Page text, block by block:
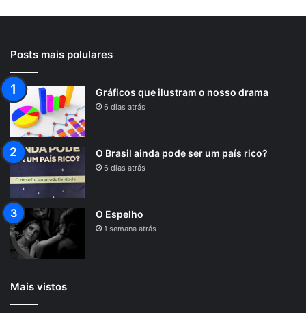
Posts mais polulares
Gráficos que ilustram o nosso drama
6 dias atrás
O Brasil ainda pode ser um país rico?
6 dias atrás
O Espelho
1 semana atrás
Mais vistos